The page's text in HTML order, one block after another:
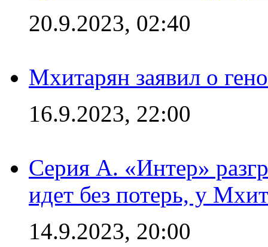
20.9.2023, 02:40
Мхитарян заявил о
16.9.2023, 22:00
Серия А. «Интер»
идет без потерь, у
14.9.2023, 20:00